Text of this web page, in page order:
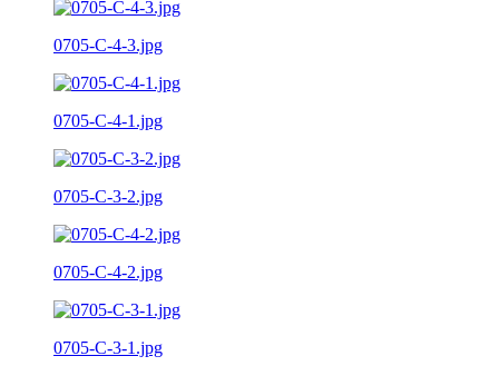
0705-C-4-3.jpg
0705-C-4-1.jpg
0705-C-3-2.jpg
0705-C-4-2.jpg
0705-C-3-1.jpg